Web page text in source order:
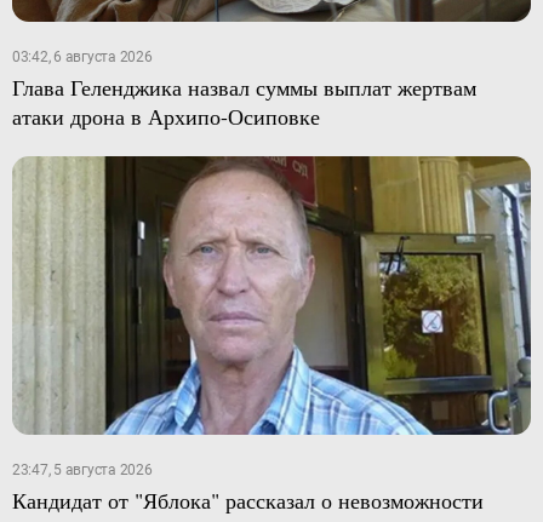
03:42, 6 августа 2026
Глава Геленджика назвал суммы выплат жертвам
атаки дрона в Архипо-Осиповке
23:47, 5 августа 2026
Кандидат от "Яблока" рассказал о невозможности